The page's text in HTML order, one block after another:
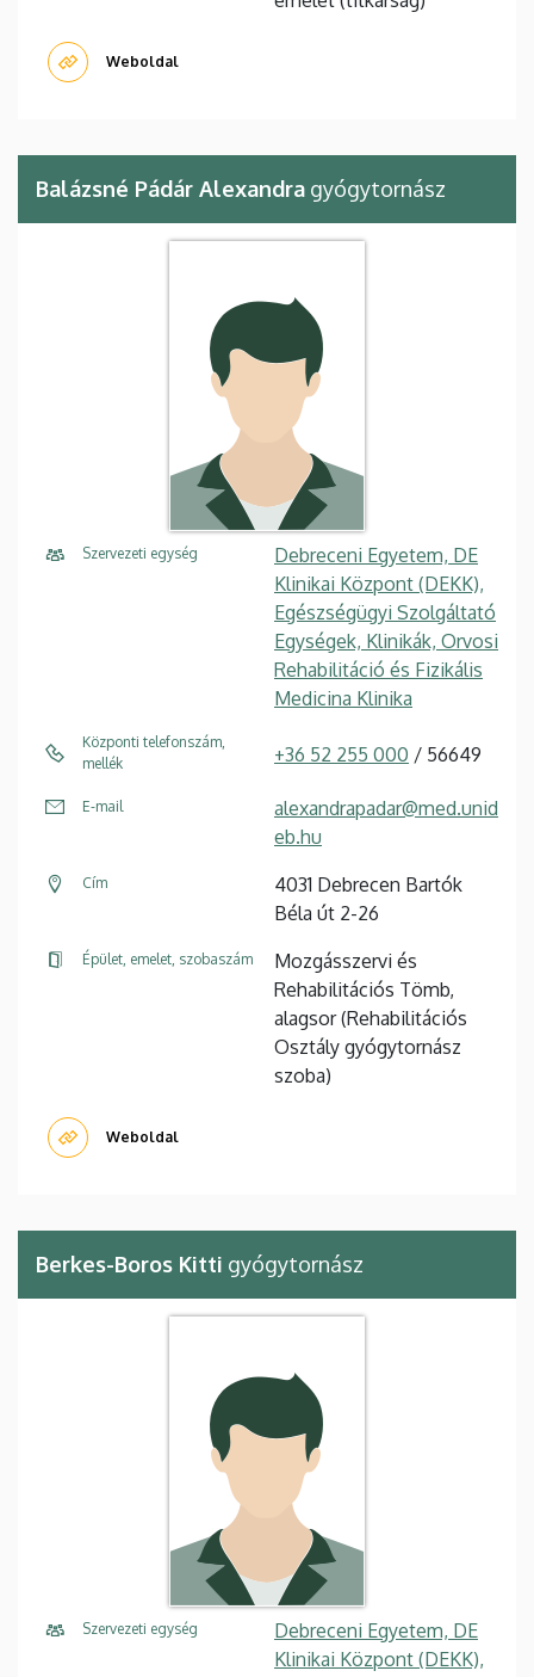
Weboldal
Balázsné Pádár Alexandra gyógytornász
Szervezeti egység
Debreceni Egyetem, DE
Klinikai Központ (DEKK),
Egészségügyi Szolgáltató
Egységek, Klinikák, Orvosi
Rehabilitáció és Fizikális
Medicina Klinika
Központi telefonszám,
mellék
+36 52 255 000 / 56649
E-mail
alexandrapadar@med.unid
eb.hu
Cím
4031 Debrecen Bartók
Béla út 2-26
Épület, emelet, szobaszám
Mozgásszervi és
Rehabilitációs Tömb,
alagsor (Rehabilitációs
Osztály gyógytornász
szoba)
Weboldal
Berkes-Boros Kitti gyógytornász
Szervezeti egység
Debreceni Egyetem, DE
Klinikai Központ (DEKK),